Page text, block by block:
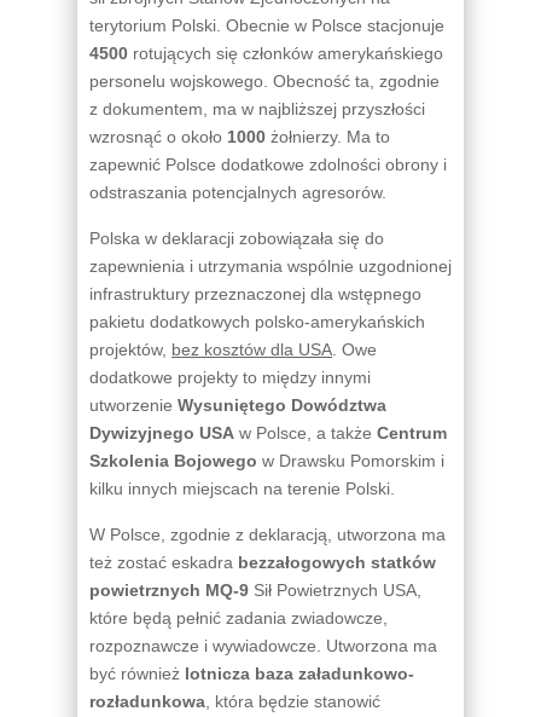
terytorium Polski. Obecnie w Polsce stacjonuje
4500 rotujących się członków amerykańskiego
personelu wojskowego. Obecność ta, zgodnie
z dokumentem, ma w najbliższej przyszłości
wzrosnąć o około 1000 żołnierzy. Ma to
zapewnić Polsce dodatkowe zdolności obrony i
odstraszania potencjalnych agresorów.
Polska w deklaracji zobowiązała się do
zapewnienia i utrzymania wspólnie uzgodnionej
infrastruktury przeznaczonej dla wstępnego
pakietu dodatkowych polsko-amerykańskich
projektów, bez kosztów dla USA . Owe
dodatkowe projekty to między innymi
utworzenie Wysuniętego Dowództwa
Dywizyjnego USA w Polsce, a także Centrum
Szkolenia Bojowego w Drawsku Pomorskim i
kilku innych miejscach na terenie Polski.
W Polsce, zgodnie z deklaracją, utworzona ma
też zostać eskadra bezzałogowych statków
powietrznych MQ-9 Sił Powietrznych USA,
które będą pełnić zadania zwiadowcze,
rozpoznawcze i wywiadowcze. Utworzona ma
być również lotnicza baza załadunkowo-
rozładunkowa , która będzie stanowić